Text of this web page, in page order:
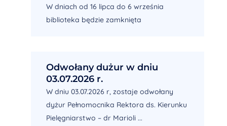
W dniach od 16 lipca do 6 września
biblioteka będzie zamknięta
Odwołany dużur w dniu
03.07.2026 r.
W dniu 03.07.2026 r, zostaje odwołany
dyżur Pełnomocnika Rektora ds. Kierunku
Pielęgniarstwo – dr Marioli ...